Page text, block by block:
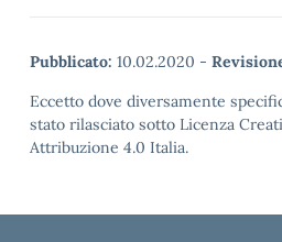
Pubblicato: 10.02.2020 -
Eccetto dove diversamente
stato rilasciato sotto Licenza
Attribuzione 4.0 Italia.